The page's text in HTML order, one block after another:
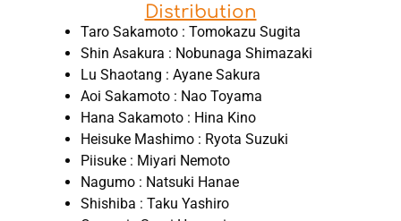
Distribution
Taro Sakamoto : Tomokazu Sugita
Shin Asakura : Nobunaga Shimazaki
Lu Shaotang : Ayane Sakura
Aoi Sakamoto : Nao Toyama
Hana Sakamoto : Hina Kino
Heisuke Mashimo : Ryota Suzuki
Piisuke : Miyari Nemoto
Nagumo : Natsuki Hanae
Shishiba : Taku Yashiro